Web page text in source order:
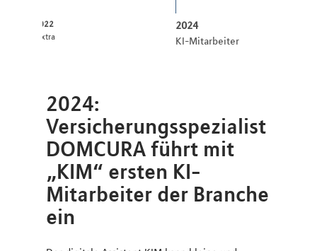
2022
:pxtra
2024
KI-Mitarbeiter
2024:
Versicherungsspezialist
DOMCURA führt mit
„KIM“ ersten KI-
Mitarbeiter der Branche
ein